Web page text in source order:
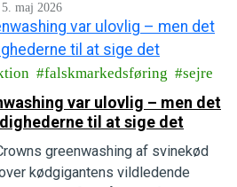
5. maj 2026
falskmarkedsføring sejre
var ulovlig – men det
til at sige det
greenwashing af svinekød
kødgigantens vildledende